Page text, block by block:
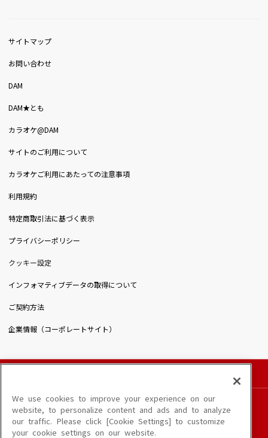
サイトマップ
お問い合わせ
DAM
DAM★とも
カラオケ@DAM
サイトのご利用について
カラオケご利用にあたっての注意事項
利用規約
特定商取引法に基づく表示
プライバシーポリシー
クッキー設定
インフォマティブデータの取得について
ご契約方法
企業情報（コーポレートサイト）
このサイトに掲載されている一切の文章・画像・写真・動画・音声等を、手段や形態を
問わず、著作権法の定める範囲を超えて無断で複製、転載、ファイル化などすることを
禁じます。
楽曲及びコンテンツは、端末や配信状況によりご利用いただけない場合があります。
We use cookies to improve your experience on our
website, to personalize content and ads and to analyze
our traffic. Please click [Cookie Settings] to customize
your cookie settings on our website.